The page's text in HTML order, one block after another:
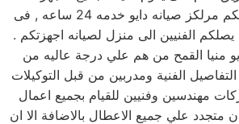
الكهربائيه, كما توفر لكم مرلكز صيانه دايو خدمه 24 ساعه , فى
الفنيين الى منزل لصيانه اجهزتكم .
منيا القمح من هم علي درجة عاليه من
الفنية ومدربين من قبل التوكيلات
مهندسين وفنيين للقيام بجميع اعمال
متجدد علي جميع الاعطال بالاضافة الا ان